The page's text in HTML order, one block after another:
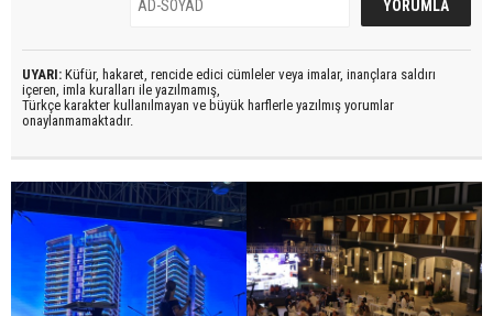
UYARI: Küfür, hakaret, rencide edici cümleler veya imalar, inançlara saldırı
içeren, imla kuralları ile yazılmamış,
Türkçe karakter kullanılmayan ve büyük harflerle yazılmış yorumlar
onaylanmamaktadır.